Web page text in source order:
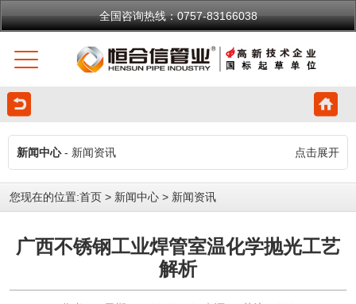
全国咨询热线：0757-83166038
新闻中心- 新闻资讯 点击展开
您现在的位置:首页 > 新闻中心 > 新闻资讯
广西不锈钢工业焊管室温化学抛光工艺
解析